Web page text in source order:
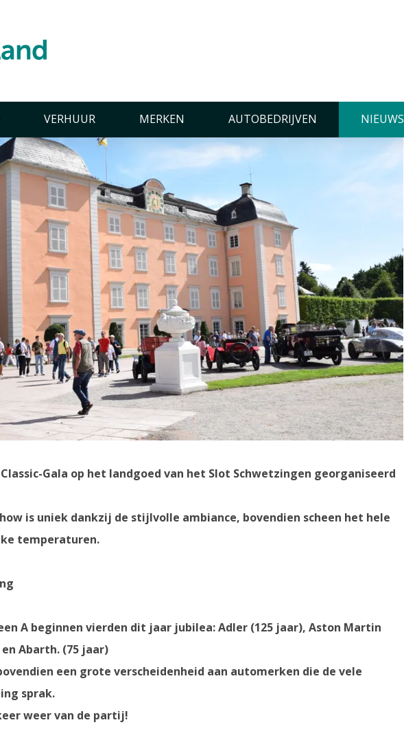
VERHUUR MERKEN AUTOBEDRIJVEN NIEUWS
Schwetzingen 2025
Gala op het landgoed van het Slot Schwetzingen georganiseerd
is uniek dankzij de stijlvolle ambiance, bovendien scheen het hele
temperaturen.
A beginnen vierden dit jaar jubilea: Adler (125 jaar), Aston Martin
Abarth. (75 jaar)
een grote verscheidenheid aan automerken die de vele
sprak.
weer van de partij!